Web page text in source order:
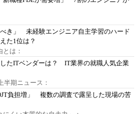
き」 未経験エンジニア自主学習のハード
た1位は？
とは：
たITベンダーは？ IT業界の就職人気企業
半期ニュース：
負担増」 複数の調査で露呈した現場の苦